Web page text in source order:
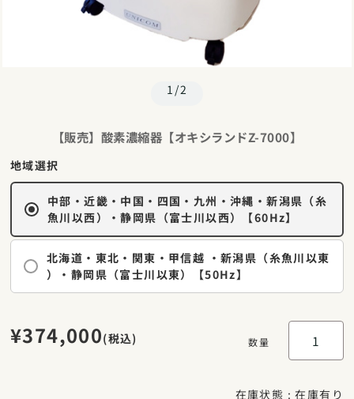
1/2
【販売】酸素濃縮器【オキシランドZ-7000】
地域選択
中部・近畿・中国・四国・九州・沖縄・新潟県（糸
魚川以西）・静岡県（富士川以西）【60Hz】
北海道・東北・関東・甲信越 ・新潟県（糸魚川以東
）・静岡県（富士川以東）【50Hz】
在庫状態 :在庫有り
¥374,000(税込) 数量